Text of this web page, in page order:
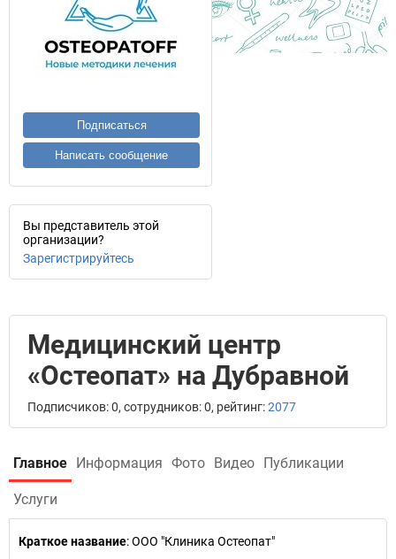
Подписаться
Написать сообщение
Вы представитель этой
организации?
Зарегистрируйтесь
Медицинский центр
«Остеопат» на Дубравной
Подписчиков: 0, сотрудников: 0, рейтинг:2077
Главное Информация Фото Видео Публикации
Услуги
Краткое название:ООО "Клиника Остеопат"